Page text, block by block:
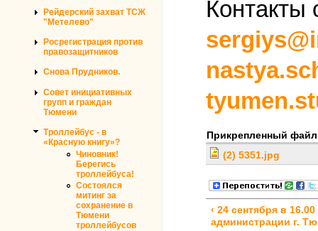
Рейдерский захват ТСЖ
"Метелево"
Росрегистрация против
правозащитников
Снова Прудников.
Совет инициативных
групп и граждан
Тюмени
Троллейбус - в
«Красную книгу»?
Чиновник!
Берегись
троллейбуса!
Состоялся
митинг за
сохранение в
Тюмени
троллейбусов
Контакты
Прикрепленный файл
(2) 5351.jpg
‹ 24 сентября в
администрации г.